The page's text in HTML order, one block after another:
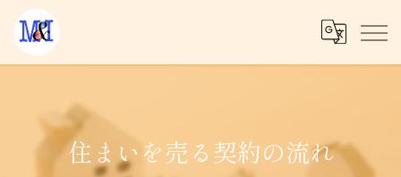
住まいを売る契約の流れ